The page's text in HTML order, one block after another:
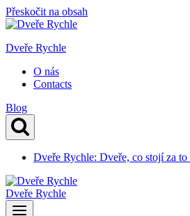
Přeskočit na obsah
Dveře Rychle
O nás
Contacts
Blog
Dveře Rychle: Dveře, co stojí za
Dveře Rychle